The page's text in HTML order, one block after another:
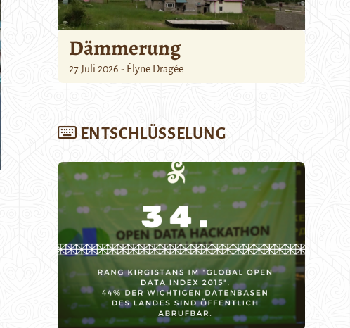
Dämmerung
27 Juli 2026 - Élyne Dragée
ENTSCHLÜSSELUNG